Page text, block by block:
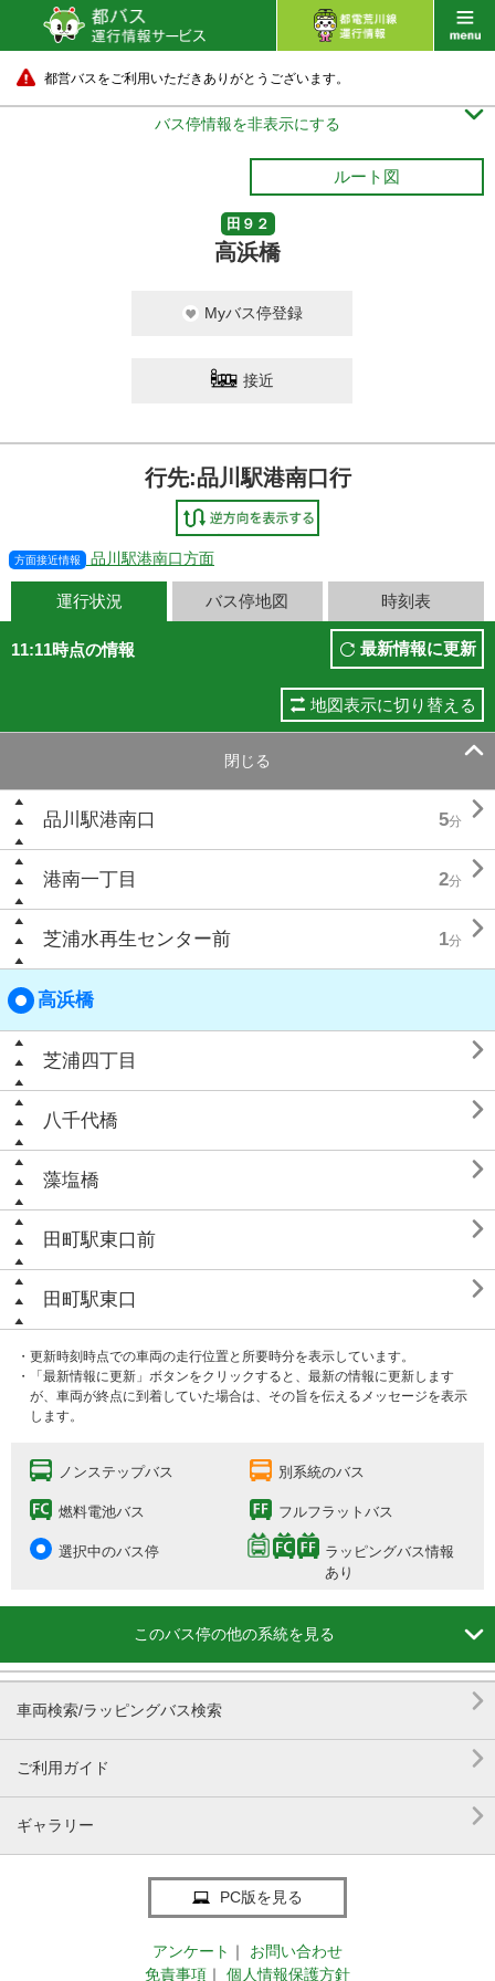
都営バスをご利用いただきありがとうございます。
バス停情報を非表示にする 
ルート図
田９２
高浜橋
Myバス停登録
接近
行先:品川駅港南口行
方面接近情報 品川駅港南口方面
運行状況 バス停地図 時刻表
11:11時点の情報 最新情報に更新
地図表示に切り替える
閉じる 
品川駅港南口 5分 
港南一丁目 2分 
芝浦水再生センター前 1分 
高浜橋
芝浦四丁目 
八千代橋 
藻塩橋 
田町駅東口前 
田町駅東口 
・更新時刻時点での車両の走行位置と所要時分を表示しています。
・「最新情報に更新」ボタンをクリックすると、最新の情報に更新します
が、車両が終点に到着していた場合は、その旨を伝えるメッセージを表示
します。
ノンステップバス 別系統のバス
燃料電池バス フルフラットバス
選択中のバス停
ラッピングバス情報
あり
このバス停の他の系統を見る 
車両検索/ラッピングバス検索 
ご利用ガイド 
ギャラリー 
PC版を見る
アンケート ｜
お問い合わせ
免責事項 ｜ 個人情報保護方針